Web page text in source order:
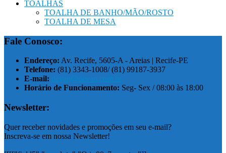
TOALHAS
TOALHA DE BANHO/MÃO/ROSTO
TOALHA DE MESA
Fale Conosco:
Endereço: Av. Recife, 5605-A - Areias | Recife-PE
Telefone: (81) 3343-1008/ (81) 99187-3937
E-mail: devan@devan.com.br
Horário de Funcionamento: Seg- Sex / 08:00 às 18:00
Newsletter:
Quer receber novidades e promoções em seu e-mail?
Inscreva-se em nossa Newsletter!